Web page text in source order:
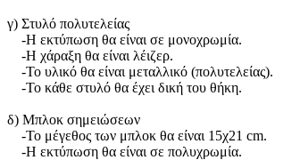
γ) Στυλό πολυτελείας
-Η εκτύπωση θα είναι σε μονοχρωμία.
-Η χάραξη θα είναι λέιζερ.
-Το υλικό θα είναι μεταλλικό (πολυτελείας).
-Το κάθε στυλό θα έχει δική του θήκη.
δ) Μπλοκ σημειώσεων
-Το μέγεθος των μπλοκ θα είναι 15χ21 cm.
-Η εκτύπωση θα είναι σε πολυχρωμία.